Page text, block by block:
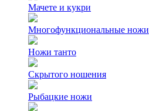
Мачете и кукри
Многофункциональные ножи
Ножи танто
Скрытого ношения
Рыбацкие ножи